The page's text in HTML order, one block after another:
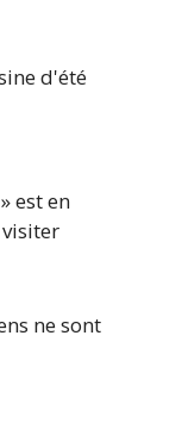
d'été
est en
ne sont